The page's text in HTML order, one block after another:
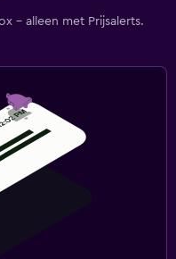
- alleen met Prijsalerts.